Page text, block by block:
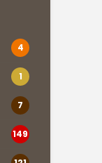
4
1
7
149